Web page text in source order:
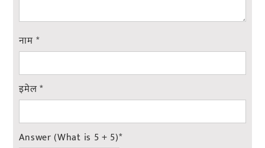
नाम *
इमेल*
Answer (What is 5 + 5)*